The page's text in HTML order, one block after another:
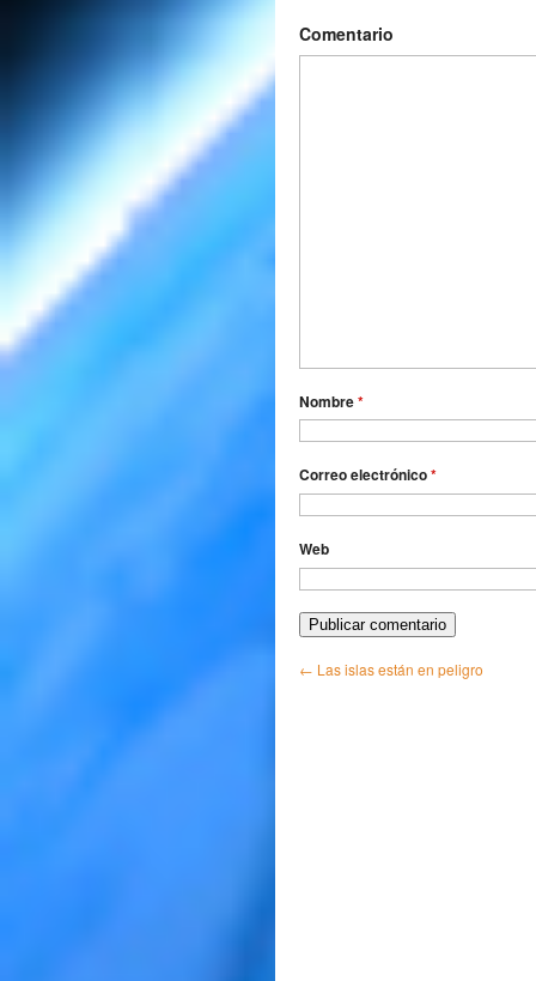
Comentario
Nombre*
Correo electrónico*
Web
← Las islas están en peligro